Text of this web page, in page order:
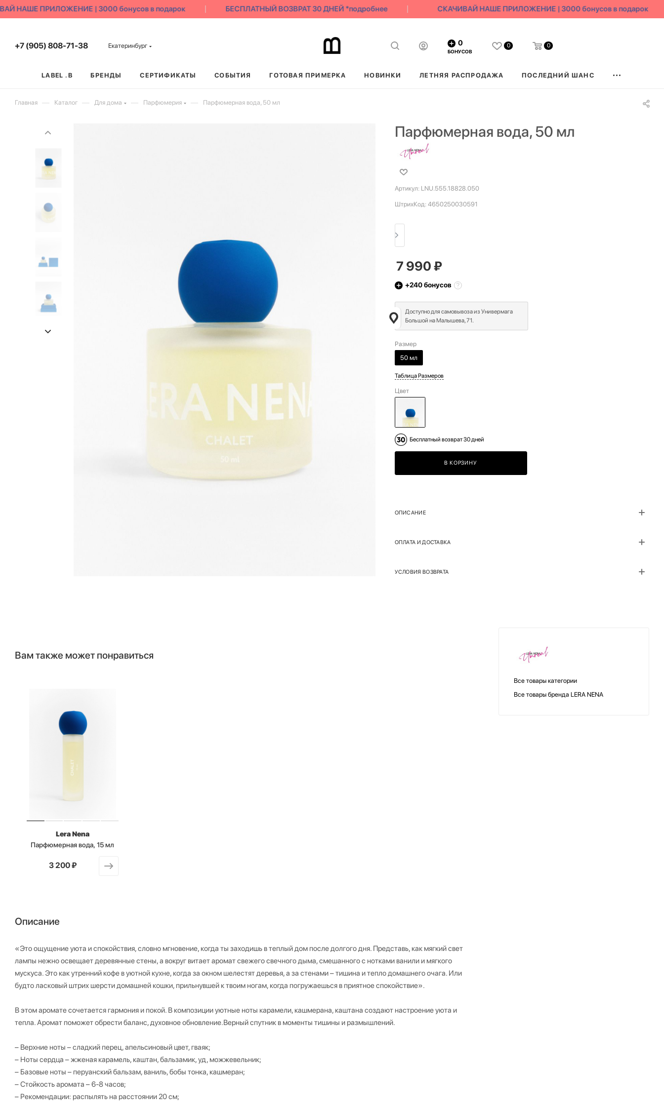
НАШЕ ПРИЛОЖЕНИЕ | 3000 бонусов в подарок БЕСПЛАТНЫЙ ВОЗВРАТ 30 ДНЕЙ *подробнее СКАЧИВАЙ НАШЕ ПРИЛОЖЕНИЕ | 3000 бонусов в подарок
+7 (905) 808-71-38 Екатеринбург 0
БОНУСОВ
0 0
LABEL .B БРЕНДЫ СЕРТИФИКАТЫ СОБЫТИЯ ГОТОВАЯ ПРИМЕРКА НОВИНКИ ЛЕТНЯЯ РАСПРОДАЖА ПОСЛЕДНИЙ ШАНС
Главная — Каталог — Для дома — Парфюмерия — Парфюмерная вода, 50 мл
Парфюмерная вода, 50 мл
Артикул: LNU.555.18828.050
ШтрихКод: 4650250030591
7 990₽
+240бонусов
Доступно для самовывоза из Универмага
Большой на Малышева, 71.
Размер
50 мл
Таблица Размеров
Цвет
Бесплатный возврат 30 дней
В КОРЗИНУ
ОПИСАНИЕ
ОПЛАТА И ДОСТАВКА
УСЛОВИЯ ВОЗВРАТА
Вам также может понравиться
Lera Nena
Парфюмерная вода, 15 мл
от3 200 ₽
Описание
«Это ощущение уюта и спокойствия, словно мгновение, когда ты заходишь в теплый дом после долгого дня. Представь, как мягкий свет
лампы нежно освещает деревянные стены, а вокруг витает аромат свежего свечного дыма, смешанного с нотками ванили и мягкого
мускуса. Это как утренний кофе в уютной кухне, когда за окном шелестят деревья, а за стенами – тишина и тепло домашнего очага. Или
будто ласковый штрих шерсти домашней кошки, прильнувшей к твоим ногам, когда погружаешься в приятное спокойствие».
В этом аромате сочетается гармония и покой. В композиции уютные ноты карамели, кашмерана, каштана создают настроение уюта и
тепла. Аромат поможет обрести баланс, духовное обновление.Верный спутник в моменты тишины и размышлений.
– Верхние ноты – сладкий перец, апельсиновый цвет, гваяк;
– Ноты сердца – жженая карамель, каштан, бальзамик, уд, можжевельник;
– Базовые ноты – перуанский бальзам, ваниль, бобы тонка, кашмеран;
– Стойкость аромата – 6-8 часов;
– Рекомендации: распылять на расстоянии 20 см;
Все товары категории
Все товары бренда LERA NENA